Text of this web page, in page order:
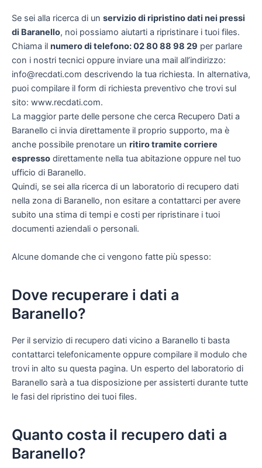
Se sei alla ricerca di un servizio di ripristino dati nei pressi
di Baranello, noi possiamo aiutarti a ripristinare i tuoi files.
Chiama il numero di telefono: 02 80 88 98 29 per parlare
con i nostri tecnici oppure inviare una mail all’indirizzo:
info@recdati.com descrivendo la tua richiesta. In alternativa,
puoi compilare il form di richiesta preventivo che trovi sul
sito: www.recdati.com.
La maggior parte delle persone che cerca Recupero Dati a
Baranello ci invia direttamente il proprio supporto, ma è
anche possibile prenotare un ritiro tramite corriere
espresso direttamente nella tua abitazione oppure nel tuo
ufficio di Baranello.
Quindi, se sei alla ricerca di un laboratorio di recupero dati
nella zona di Baranello, non esitare a contattarci per avere
subito una stima di tempi e costi per ripristinare i tuoi
documenti aziendali o personali.
Alcune domande che ci vengono fatte più spesso:
Dove recuperare i dati a
Baranello?
Per il servizio di recupero dati vicino a Baranello ti basta
contattarci telefonicamente oppure compilare il modulo che
trovi in alto su questa pagina. Un esperto del laboratorio di
Baranello sarà a tua disposizione per assisterti durante tutte
le fasi del ripristino dei tuoi files.
Quanto costa il recupero dati a
Baranello?